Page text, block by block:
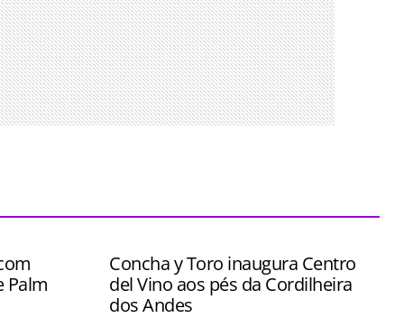
Palm
Concha y Toro inaugura Centro
del Vino aos pés da Cordilheira
dos Andes